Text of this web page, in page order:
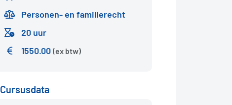
Personen- en familierecht
20 uur
1550.00 (ex btw)
Cursusdata